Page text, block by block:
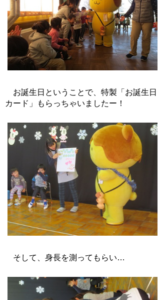
お誕生日ということで、特製「お誕生日
カード」もらっちゃいましたー！
そして、身長を測ってもらい…